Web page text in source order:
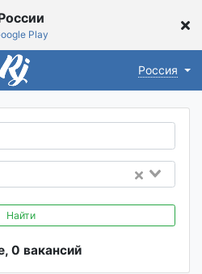
Play
Россия
Найти
0 вакансий